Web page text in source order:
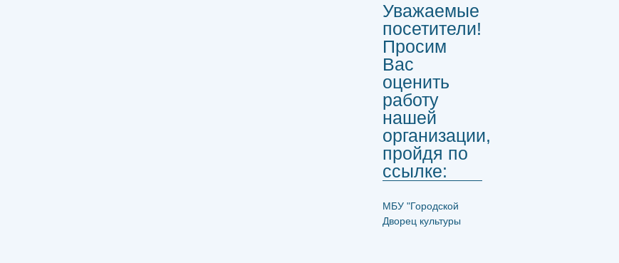
Уважаемые
посетители!
Просим
Вас
оценить
работу
нашей
организации,
пройдя по
ссылке:
МБУ "Городской
Дворец культуры